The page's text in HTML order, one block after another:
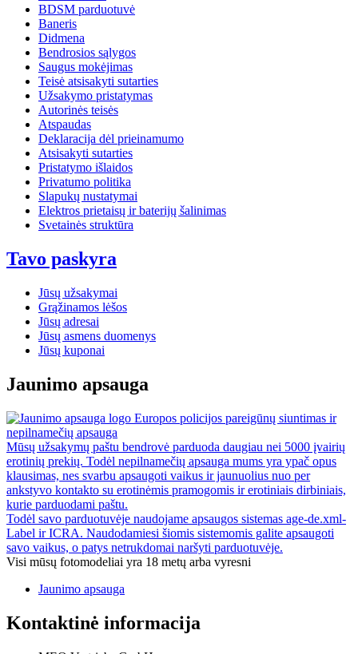
BDSM parduotuvė
Baneris
Didmena
Bendrosios sąlygos
Saugus mokėjimas
Teisė atsisakyti sutarties
Užsakymo pristatymas
Autorinės teisės
Atspaudas
Deklaracija dėl prieinamumo
Atsisakyti sutarties
Pristatymo išlaidos
Privatumo politika
Slapukų nustatymai
Elektros prietaisų ir baterijų šalinimas
Svetainės struktūra
Tavo paskyra
Jūsų užsakymai
Grąžinamos lėšos
Jūsų adresai
Jūsų asmens duomenys
Jūsų kuponai
Jaunimo apsauga
Europos policijos pareigūnų siuntimas ir
nepilnamečių apsauga
Mūsų užsakymų paštu bendrovė parduoda daugiau nei 5000 įvairių
erotinių prekių. Todėl nepilnamečių apsauga mums yra ypač opus
klausimas, nes svarbu apsaugoti vaikus ir jaunuolius nuo per
ankstyvo kontakto su erotinėmis pramogomis ir erotiniais dirbiniais,
kurie parduodami paštu.
Todėl savo parduotuvėje naudojame apsaugos sistemas age-de.xml-
Label ir ICRA. Naudodamiesi šiomis sistemomis galite apsaugoti
savo vaikus, o patys netrukdomai naršyti parduotuvėje.
Visi mūsų fotomodeliai yra 18 metų arba vyresni
Jaunimo apsauga
Kontaktinė informacija